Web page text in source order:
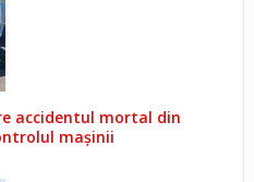
accidentul mortal din
mașinii